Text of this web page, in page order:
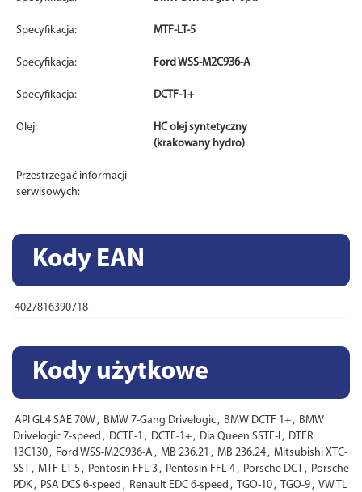
Specyfikacja: MTF-LT-5
Specyfikacja: Ford WSS-M2C936-A
Specyfikacja: DCTF-1+
Olej:
HC olej syntetyczny
(krakowany hydro)
Przestrzegać informacji
serwisowych:
Kody EAN
4027816390718
Kody użytkowe
API GL4 SAE 70W , BMW 7-Gang Drivelogic , BMW DCTF 1+ , BMW
Drivelogic 7-speed , DCTF-1 , DCTF-1+ , Dia Queen SSTF-I , DTFR
13C130 , Ford WSS-M2C936-A , MB 236.21 , MB 236.24 , Mitsubishi XTC-
SST , MTF-LT-5 , Pentosin FFL-3 , Pentosin FFL-4 , Porsche DCT , Porsche
PDK , PSA DCS 6-speed , Renault EDC 6-speed , TGO-10 , TGO-9 , VW TL